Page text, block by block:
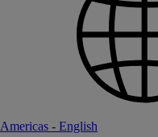
Americas - English